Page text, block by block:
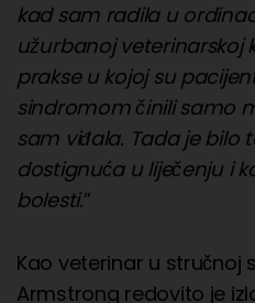
kad sam radila u
užurbanoj veterinarskoj
prakse u kojoj su
sindromom činili samo
sam viđala. Tada je bilo
dostignuća u liječenju i
bolesti.”
Kao veterinar u stručnoj
Armstrong redovito je